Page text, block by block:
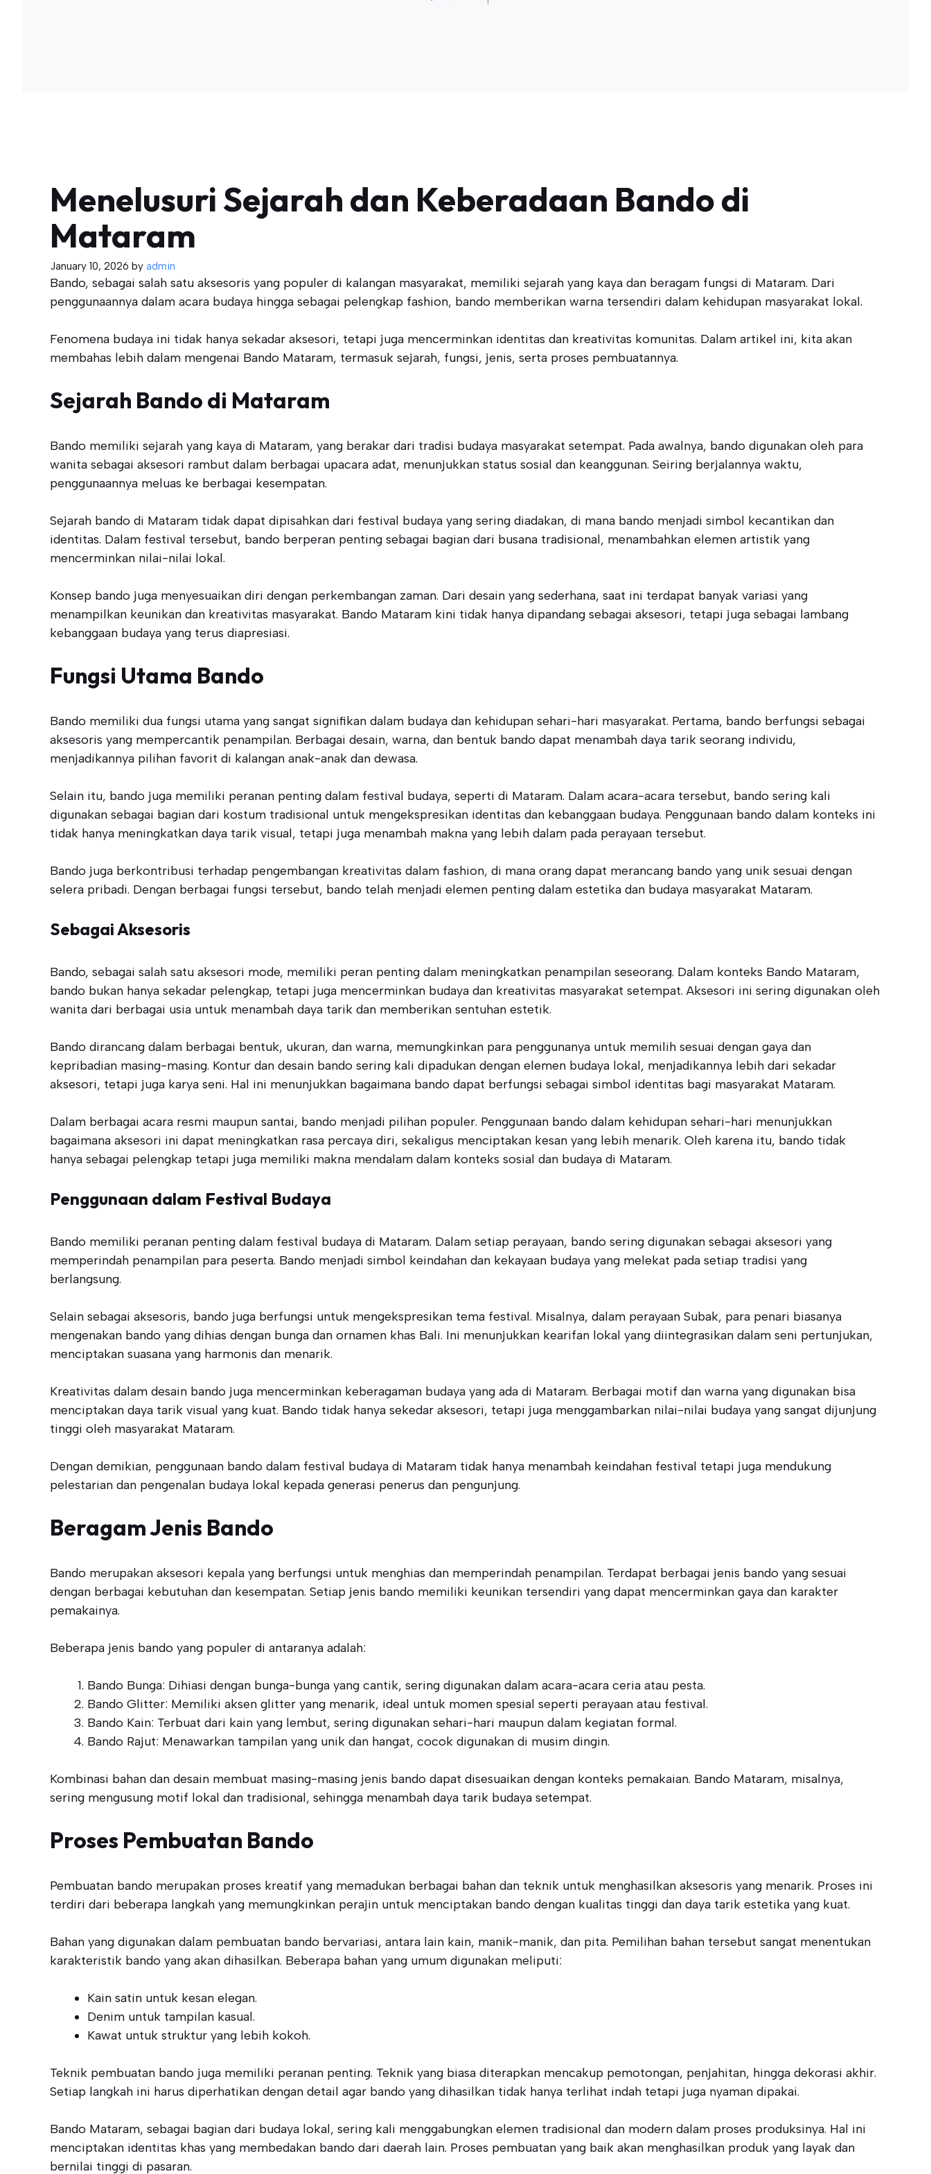
Menelusuri Sejarah dan Keberadaan Bando di
Mataram
January 10, 2026 by admin
Bando, sebagai salah satu aksesoris yang populer di kalangan masyarakat, memiliki sejarah yang kaya dan beragam fungsi di Mataram. Dari
penggunaannya dalam acara budaya hingga sebagai pelengkap fashion, bando memberikan warna tersendiri dalam kehidupan masyarakat lokal.
Fenomena budaya ini tidak hanya sekadar aksesori, tetapi juga mencerminkan identitas dan kreativitas komunitas. Dalam artikel ini, kita akan
membahas lebih dalam mengenai Bando Mataram, termasuk sejarah, fungsi, jenis, serta proses pembuatannya.
Sejarah Bando di Mataram
Bando memiliki sejarah yang kaya di Mataram, yang berakar dari tradisi budaya masyarakat setempat. Pada awalnya, bando digunakan oleh para
wanita sebagai aksesori rambut dalam berbagai upacara adat, menunjukkan status sosial dan keanggunan. Seiring berjalannya waktu,
penggunaannya meluas ke berbagai kesempatan.
Sejarah bando di Mataram tidak dapat dipisahkan dari festival budaya yang sering diadakan, di mana bando menjadi simbol kecantikan dan
identitas. Dalam festival tersebut, bando berperan penting sebagai bagian dari busana tradisional, menambahkan elemen artistik yang
mencerminkan nilai-nilai lokal.
Konsep bando juga menyesuaikan diri dengan perkembangan zaman. Dari desain yang sederhana, saat ini terdapat banyak variasi yang
menampilkan keunikan dan kreativitas masyarakat. Bando Mataram kini tidak hanya dipandang sebagai aksesori, tetapi juga sebagai lambang
kebanggaan budaya yang terus diapresiasi.
Fungsi Utama Bando
Bando memiliki dua fungsi utama yang sangat signifikan dalam budaya dan kehidupan sehari-hari masyarakat. Pertama, bando berfungsi sebagai
aksesoris yang mempercantik penampilan. Berbagai desain, warna, dan bentuk bando dapat menambah daya tarik seorang individu,
menjadikannya pilihan favorit di kalangan anak-anak dan dewasa.
Selain itu, bando juga memiliki peranan penting dalam festival budaya, seperti di Mataram. Dalam acara-acara tersebut, bando sering kali
digunakan sebagai bagian dari kostum tradisional untuk mengekspresikan identitas dan kebanggaan budaya. Penggunaan bando dalam konteks ini
tidak hanya meningkatkan daya tarik visual, tetapi juga menambah makna yang lebih dalam pada perayaan tersebut.
Bando juga berkontribusi terhadap pengembangan kreativitas dalam fashion, di mana orang dapat merancang bando yang unik sesuai dengan
selera pribadi. Dengan berbagai fungsi tersebut, bando telah menjadi elemen penting dalam estetika dan budaya masyarakat Mataram.
Sebagai Aksesoris
Bando, sebagai salah satu aksesori mode, memiliki peran penting dalam meningkatkan penampilan seseorang. Dalam konteks Bando Mataram,
bando bukan hanya sekadar pelengkap, tetapi juga mencerminkan budaya dan kreativitas masyarakat setempat. Aksesori ini sering digunakan oleh
wanita dari berbagai usia untuk menambah daya tarik dan memberikan sentuhan estetik.
Bando dirancang dalam berbagai bentuk, ukuran, dan warna, memungkinkan para penggunanya untuk memilih sesuai dengan gaya dan
kepribadian masing-masing. Kontur dan desain bando sering kali dipadukan dengan elemen budaya lokal, menjadikannya lebih dari sekadar
aksesori, tetapi juga karya seni. Hal ini menunjukkan bagaimana bando dapat berfungsi sebagai simbol identitas bagi masyarakat Mataram.
Dalam berbagai acara resmi maupun santai, bando menjadi pilihan populer. Penggunaan bando dalam kehidupan sehari-hari menunjukkan
bagaimana aksesori ini dapat meningkatkan rasa percaya diri, sekaligus menciptakan kesan yang lebih menarik. Oleh karena itu, bando tidak
hanya sebagai pelengkap tetapi juga memiliki makna mendalam dalam konteks sosial dan budaya di Mataram.
Penggunaan dalam Festival Budaya
Bando memiliki peranan penting dalam festival budaya di Mataram. Dalam setiap perayaan, bando sering digunakan sebagai aksesori yang
memperindah penampilan para peserta. Bando menjadi simbol keindahan dan kekayaan budaya yang melekat pada setiap tradisi yang
berlangsung.
Selain sebagai aksesoris, bando juga berfungsi untuk mengekspresikan tema festival. Misalnya, dalam perayaan Subak, para penari biasanya
mengenakan bando yang dihias dengan bunga dan ornamen khas Bali. Ini menunjukkan kearifan lokal yang diintegrasikan dalam seni pertunjukan,
menciptakan suasana yang harmonis dan menarik.
Kreativitas dalam desain bando juga mencerminkan keberagaman budaya yang ada di Mataram. Berbagai motif dan warna yang digunakan bisa
menciptakan daya tarik visual yang kuat. Bando tidak hanya sekedar aksesori, tetapi juga menggambarkan nilai-nilai budaya yang sangat dijunjung
tinggi oleh masyarakat Mataram.
Dengan demikian, penggunaan bando dalam festival budaya di Mataram tidak hanya menambah keindahan festival tetapi juga mendukung
pelestarian dan pengenalan budaya lokal kepada generasi penerus dan pengunjung.
Beragam Jenis Bando
Bando merupakan aksesori kepala yang berfungsi untuk menghias dan memperindah penampilan. Terdapat berbagai jenis bando yang sesuai
dengan berbagai kebutuhan dan kesempatan. Setiap jenis bando memiliki keunikan tersendiri yang dapat mencerminkan gaya dan karakter
pemakainya.
Beberapa jenis bando yang populer di antaranya adalah:
Bando Bunga: Dihiasi dengan bunga-bunga yang cantik, sering digunakan dalam acara-acara ceria atau pesta.
Bando Glitter: Memiliki aksen glitter yang menarik, ideal untuk momen spesial seperti perayaan atau festival.
Bando Kain: Terbuat dari kain yang lembut, sering digunakan sehari-hari maupun dalam kegiatan formal.
Bando Rajut: Menawarkan tampilan yang unik dan hangat, cocok digunakan di musim dingin.
Kombinasi bahan dan desain membuat masing-masing jenis bando dapat disesuaikan dengan konteks pemakaian. Bando Mataram, misalnya,
sering mengusung motif lokal dan tradisional, sehingga menambah daya tarik budaya setempat.
Proses Pembuatan Bando
Pembuatan bando merupakan proses kreatif yang memadukan berbagai bahan dan teknik untuk menghasilkan aksesoris yang menarik. Proses ini
terdiri dari beberapa langkah yang memungkinkan perajin untuk menciptakan bando dengan kualitas tinggi dan daya tarik estetika yang kuat.
Bahan yang digunakan dalam pembuatan bando bervariasi, antara lain kain, manik-manik, dan pita. Pemilihan bahan tersebut sangat menentukan
karakteristik bando yang akan dihasilkan. Beberapa bahan yang umum digunakan meliputi:
Kain satin untuk kesan elegan.
Denim untuk tampilan kasual.
Kawat untuk struktur yang lebih kokoh.
Teknik pembuatan bando juga memiliki peranan penting. Teknik yang biasa diterapkan mencakup pemotongan, penjahitan, hingga dekorasi akhir.
Setiap langkah ini harus diperhatikan dengan detail agar bando yang dihasilkan tidak hanya terlihat indah tetapi juga nyaman dipakai.
Bando Mataram, sebagai bagian dari budaya lokal, sering kali menggabungkan elemen tradisional dan modern dalam proses produksinya. Hal ini
menciptakan identitas khas yang membedakan bando dari daerah lain. Proses pembuatan yang baik akan menghasilkan produk yang layak dan
bernilai tinggi di pasaran.